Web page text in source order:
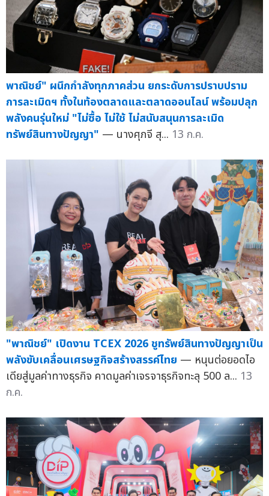
พาณิชย์" ผนึกกำลังทุกภาคส่วน ยกระดับการปราบปราม
การละเมิดฯ ทั้งในท้องตลาดและตลาดออนไลน์ พร้อมปลุก
พลังคนรุ่นใหม่ "ไม่ซื้อ ไม่ใช้ ไม่สนับสนุนการละเมิด
ทรัพย์สินทางปัญญา" — นางศุภจี สุ... 13 ก.ค.
"พาณิชย์" เปิดงาน TCEX 2026 ชูทรัพย์สินทางปัญญาเป็น
พลังขับเคลื่อนเศรษฐกิจสร้างสรรค์ไทย — หนุนต่อยอดไอ
เดียสู่มูลค่าทางธุรกิจ คาดมูลค่าเจรจาธุรกิจทะลุ 500 ล... 13
ก.ค.